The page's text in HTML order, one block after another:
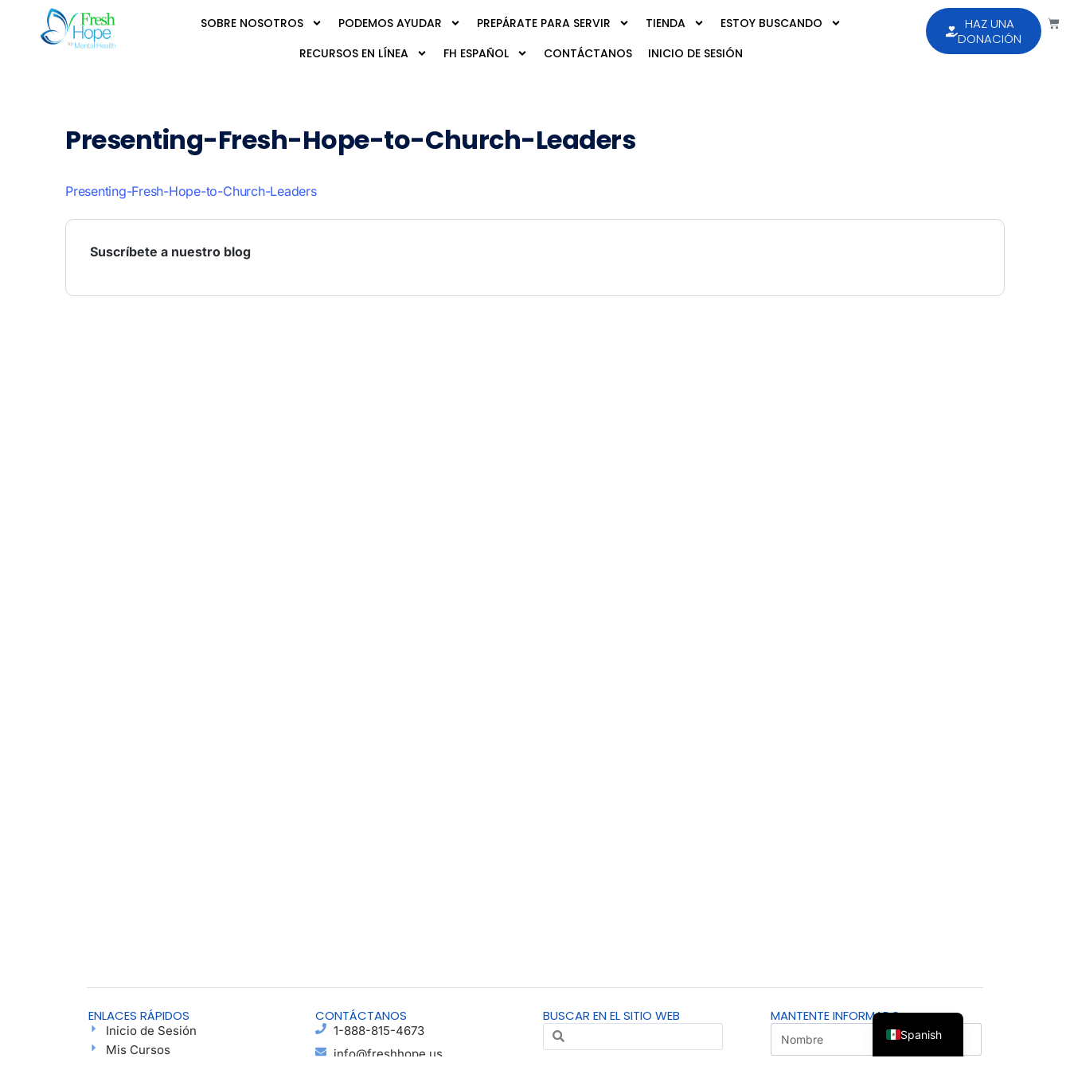
SOBRE NOSOTROS PODEMOS AYUDAR PREPÁRATE PARA SERVIR TIENDA
ESTOY BUSCANDO
RECURSOS EN LÍNEA
FH ESPAÑOL CONTÁCTANOS INICIO DE SESIÓN
HAZ UNA
DONACIÓN
Presenting-Fresh-Hope-to-Church-Leaders
Presenting-Fresh-Hope-to-Church-Leaders
Suscríbete a nuestro blog
ENLACES RÁPIDOS
Inicio de Sesión
Mis Cursos
CONTÁCTANOS
1-888-815-4673
info@freshhope.us
BUSCAR EN EL SITIO WEB MANTENTE INFORMADO
Spanish